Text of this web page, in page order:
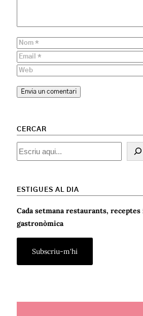
CERCAR
Cercar
ESTIGUES AL DIA
Cada setmana restaurants, receptes
gastronòmica